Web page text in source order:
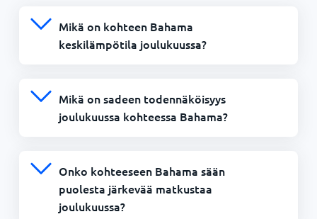
Mikä on kohteen Bahama
keskilämpötila joulukuussa?
Mikä on sadeen todennäköisyys
joulukuussa kohteessa Bahama?
Onko kohteeseen Bahama sään
puolesta järkevää matkustaa
joulukuussa?